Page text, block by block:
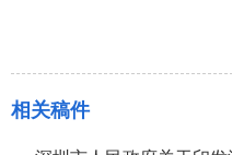
相关稿件